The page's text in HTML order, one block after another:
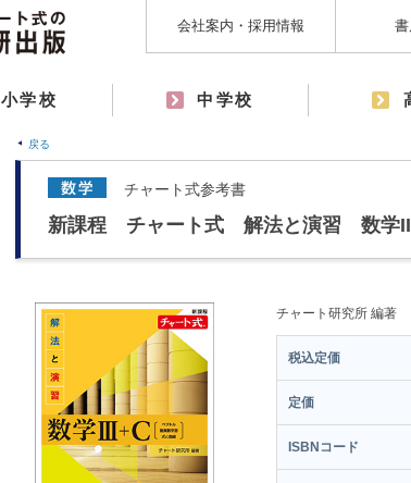
会社案内・採用情報
小学校 中学校
戻る
チャート式参考書
新課程 チャート式 解法と演習 数学
チャート研究所 編著
税込定価
定価
ISBNコード